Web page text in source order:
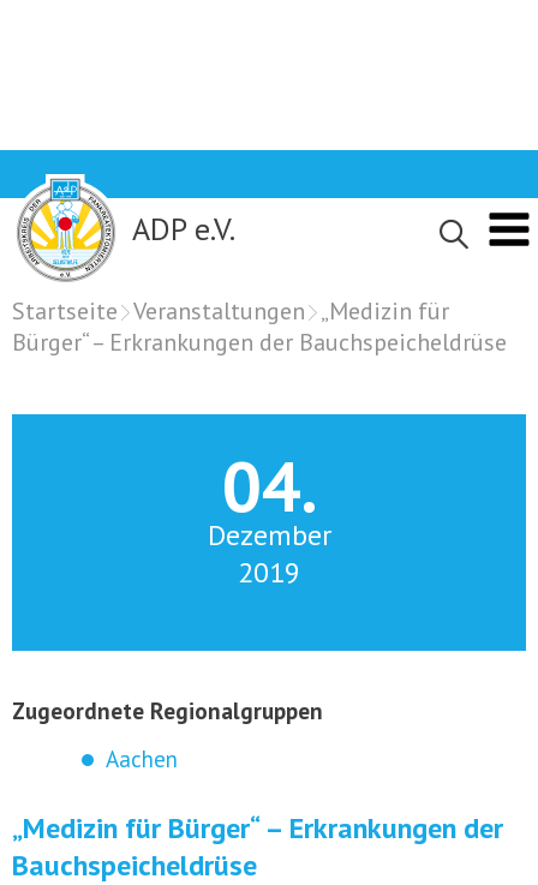
to
content
ADP e.V.
Startseite Veranstaltungen „Medizin für
Bürger“ – Erkrankungen der Bauchspeicheldrüse
04.
Dezember
2019
Zugeordnete Regionalgruppen
Aachen
„Medizin für Bürger“ – Erkrankungen der
Bauchspeicheldrüse